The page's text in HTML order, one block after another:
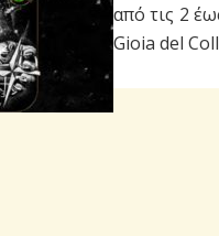
από τις 2
Gioia del